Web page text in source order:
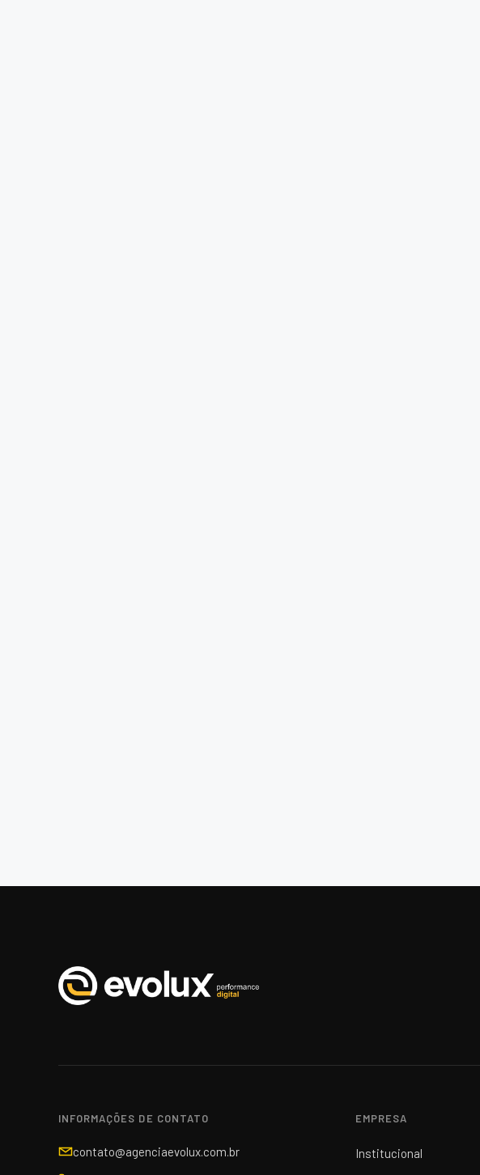
INFORMAÇÕES DE CONTATO
contato@agenciaevolux.com.br
EMPRESA
Institucional